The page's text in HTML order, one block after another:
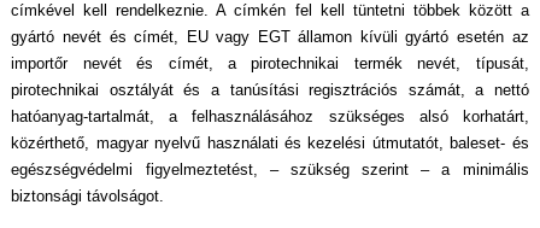
címkével kell rendelkeznie. A címkén fel kell tüntetni többek között a
gyártó nevét és címét, EU vagy EGT államon kívüli gyártó esetén az
importőr nevét és címét, a pirotechnikai termék nevét, típusát,
pirotechnikai osztályát és a tanúsítási regisztrációs számát, a nettó
hatóanyag-tartalmát, a felhasználásához szükséges alsó korhatárt,
közérthető, magyar nyelvű használati és kezelési útmutatót, baleset- és
egészségvédelmi figyelmeztetést, – szükség szerint – a minimális
biztonsági távolságot.